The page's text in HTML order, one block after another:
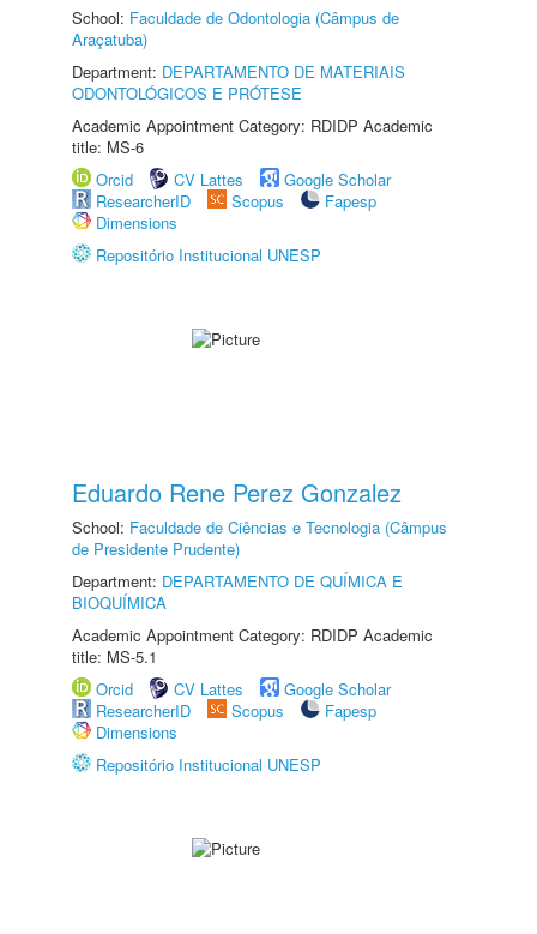
School: Faculdade de Odontologia (Câmpus de
Araçatuba)
Department: DEPARTAMENTO DE MATERIAIS
ODONTOLÓGICOS E PRÓTESE
Academic Appointment Category: RDIDP Academic
title: MS-6
Orcid
CV Lattes
Google Scholar
ResearcherID
Scopus
Fapesp
Dimensions
Repositório Institucional UNESP
Eduardo Rene Perez Gonzalez
School: Faculdade de Ciências e Tecnologia (Câmpus
de Presidente Prudente)
Department: DEPARTAMENTO DE QUÍMICA E
BIOQUÍMICA
Academic Appointment Category: RDIDP Academic
title: MS-5.1
Orcid
CV Lattes
Google Scholar
ResearcherID
Scopus
Fapesp
Dimensions
Repositório Institucional UNESP